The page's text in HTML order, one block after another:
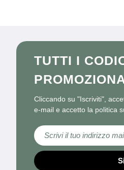
TUTTI I
Cliccando su "Iscriviti",
e-mail e accetto la politica
Iscriviti alla nostra Newsletter: